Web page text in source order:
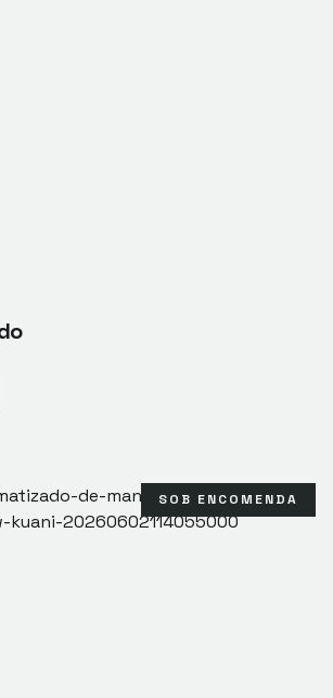
SOB ENCOMENDA